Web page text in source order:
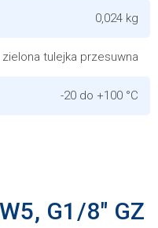
0,024 kg
zielona tulejka przesuwna
-20 do +100 °C
G1/8" GZ